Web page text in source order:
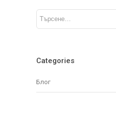
Categories
Блог